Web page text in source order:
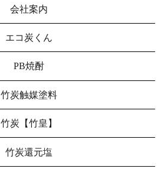
会社案内
エコ炭くん
PB焼酎
竹炭触媒塗料
竹炭【竹皇】
竹炭還元塩